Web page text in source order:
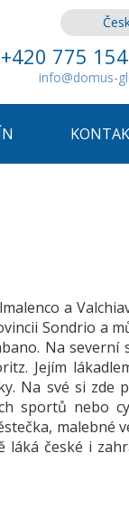
+420 775
info@domus-
a
Sondrio a
Na severní
Jejím
Na své si zde
sportů nebo
malebné
láká české i